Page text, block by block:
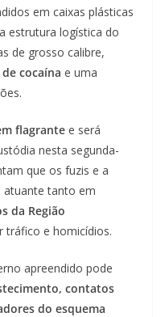
em caixas plásticas
estrutura logística do
de grosso calibre,
cocaína e uma
flagrante e será
nesta segunda-
que os fuzis e a
atuante tanto em
da Região
tráfico e homicídios.
apreendido pode
contatos
do esquema